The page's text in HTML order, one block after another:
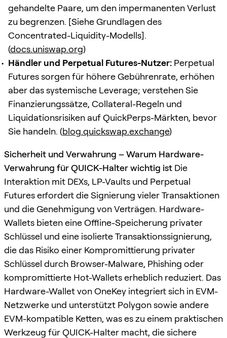
gehandelte Paare, um den impermanenten Verlust
zu begrenzen. [Siehe Grundlagen des
Concentrated-Liquidity-Modells].
(docs.uniswap.org)
Händler und Perpetual Futures-Nutzer: Perpetual
Futures sorgen für höhere Gebührenrate, erhöhen
aber das systemische Leverage; verstehen Sie
Finanzierungssätze, Collateral-Regeln und
Liquidationsrisiken auf QuickPerps-Märkten, bevor
Sie handeln. (blog.quickswap.exchange)
Sicherheit und Verwahrung – Warum Hardware-
Verwahrung für QUICK-Halter wichtig ist Die
Interaktion mit DEXs, LP-Vaults und Perpetual
Futures erfordert die Signierung vieler Transaktionen
und die Genehmigung von Verträgen. Hardware-
Wallets bieten eine Offline-Speicherung privater
Schlüssel und eine isolierte Transaktionssignierung,
die das Risiko einer Kompromittierung privater
Schlüssel durch Browser-Malware, Phishing oder
kompromittierte Hot-Wallets erheblich reduziert. Das
Hardware-Wallet von OneKey integriert sich in EVM-
Netzwerke und unterstützt Polygon sowie andere
EVM-kompatible Ketten, was es zu einem praktischen
Werkzeug für QUICK-Halter macht, die sichere